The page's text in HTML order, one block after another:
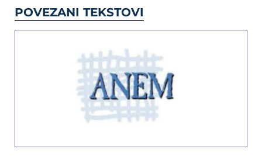
POVEZANI TEKSTOVI